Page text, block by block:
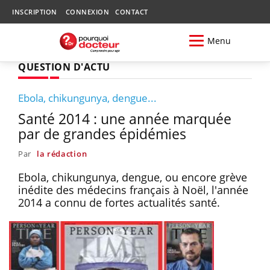
INSCRIPTION CONNEXION CONTACT
Menu
QUESTION D'ACTU
Ebola, chikungunya, dengue...
Santé 2014 : une année marquée
par de grandes épidémies
Par la rédaction
Ebola, chikungunya, dengue, ou encore grève
inédite des médecins français à Noël, l'année
2014 a connu de fortes actualités santé.